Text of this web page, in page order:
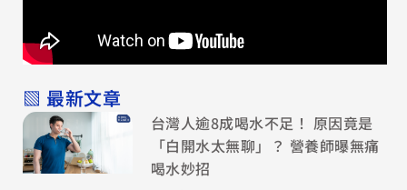
▧ 最新文章
台灣人逾8成喝水不足！ 原因竟是
「白開水太無聊」？ 營養師曝無痛
喝水妙招